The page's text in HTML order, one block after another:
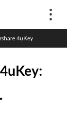
4uKey